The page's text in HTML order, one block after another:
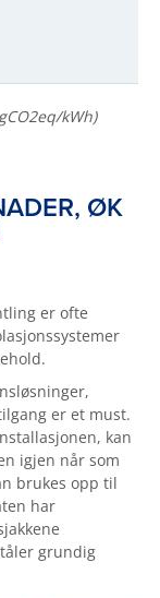
kWh)
ØK
er ofte
er et must.
kan
igjen når som
brukes opp til
har
grundig